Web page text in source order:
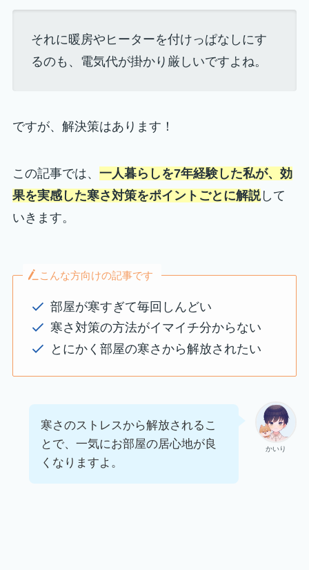
それに暖房やヒーターを付けっぱなしにす
るのも、電気代が掛かり厳しいですよね。
ですが、解決策はあります！
この記事では、 一人暮らしを7年経験した私が、効
果を実感した寒さ対策をポイントごとに解説して
いきます。
こんな方向けの記事です
部屋が寒すぎて毎回しんどい
寒さ対策の方法がイマイチ分からない
とにかく部屋の寒さから解放されたい
かいり
寒さのストレスから解放されるこ
とで、一気にお部屋の居心地が良
くなりますよ。